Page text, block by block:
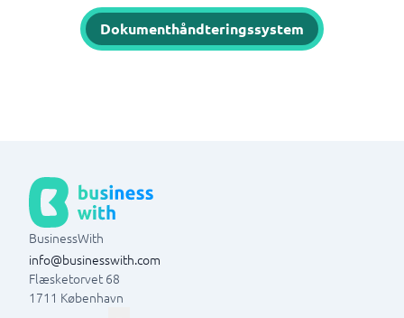
Dokumenthåndteringssystem
BusinessWith
info@businesswith.com
Flæsketorvet 68
1711 København